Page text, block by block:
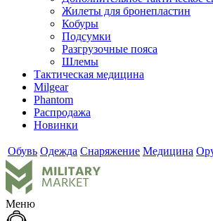
Жилеты для бронепластин
Кобуры
Подсумки
Разгрузочные пояса
Шлемы
Тактическая медицина
Milgear
Phantom
Распродажа
Новинки
Обувь Одежда Снаряжение Медицина
Меню